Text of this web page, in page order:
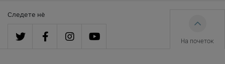
Следете нè
На почеток